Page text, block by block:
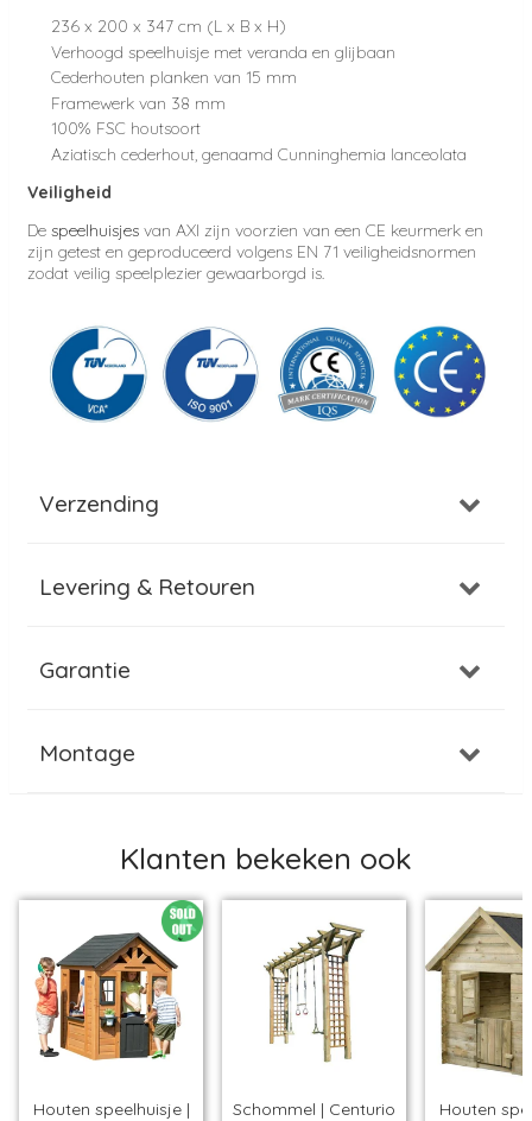
236 x 200 x 347 cm (L x B x H)
Verhoogd speelhuisje met veranda en glijbaan
Cederhouten planken van 15 mm
Framewerk van 38 mm
100% FSC houtsoort
Aziatisch cederhout, genaamd Cunninghemia lanceolata
Veiligheid
De speelhuisjes van AXI zijn voorzien van een CE keurmerk en
zijn getest en geproduceerd volgens EN 71 veiligheidsnormen
zodat veilig speelplezier gewaarborgd is.
Verzending
Levering & Retouren
Garantie
Montage
Klanten bekeken ook
Houten speelhuisje |
Schommel | Centurio
Houten